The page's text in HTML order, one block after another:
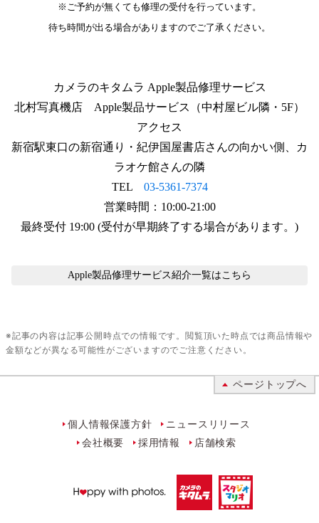
※ご予約が無くても修理の受付を行っています。
待ち時間が出る場合がありますのでご了承ください。
カメラのキタムラ Apple製品修理サービス
北村写真機店　Apple製品サービス（中村屋ビル隣・5F）
アクセス
新宿駅東口の新宿通り・紀伊国屋書店さんの向かい側、カ
ラオケ館さんの隣
TEL 03-5361-7374
営業時間：10:00-21:00
最終受付 19:00 (受付が早期終了する場合があります。)
Apple製品修理サービス紹介一覧はこちら
※記事の内容は記事公開時点での情報です。閲覧頂いた時点では商品情報や
金額などが異なる可能性がございますのでご注意ください。
ページトップへ
個人情報保護方針
ニュースリリース
会社概要
採用情報 店舗検索